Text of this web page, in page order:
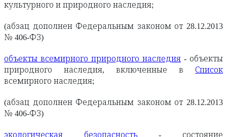
культурного и природного наследия;
(абзац дополнен Федеральным законом от 28.12.2013
№ 406-ФЗ)
объекты всемирного природного наследия - объекты
природного наследия, включенные в Список
всемирного наследия;
(абзац дополнен Федеральным законом от 28.12.2013
№ 406-ФЗ)
экологическая безопасность - состояние